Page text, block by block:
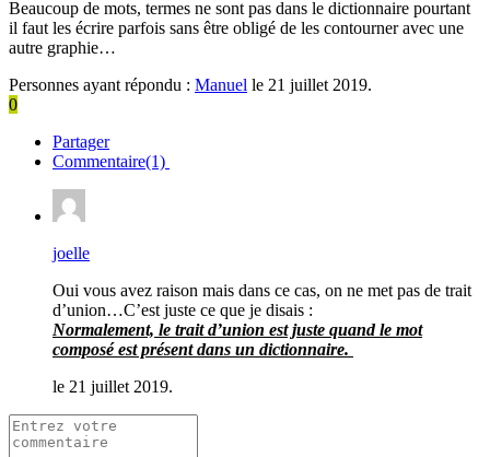
Beaucoup de mots, termes ne sont pas dans le dictionnaire pourtant
il faut les écrire parfois sans être obligé de les contourner avec une
autre graphie…
Personnes ayant répondu : Manuel le 21 juillet 2019.
0
Partager
Commentaire(1)
joelle
Oui vous avez raison mais dans ce cas, on ne met pas de trait
d’union…C’est juste ce que je disais :
Normalement, le trait d’union est juste quand le mot
composé est présent dans un dictionnaire.
le 21 juillet 2019.